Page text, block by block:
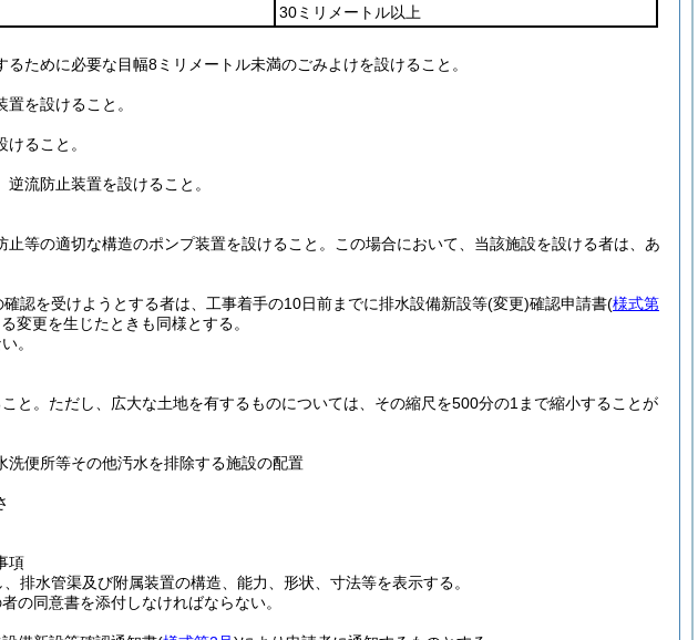
30ミリメートル以上
ために必要な目幅8ミリメートル未満のごみよけを設けること。
を設けること。
ること。
流防止装置を設けること。
等の適切な構造のポンプ装置を設けること。この場合において、当該施設を設ける者は、あ
認を受けようとする者は、工事着手の10日前までに排水設備新設等(変更)確認申請書(様式第
変更を生じたときも同様とする。
。
と。 ただし、広大な土地を有するものについては、その縮尺を500分の1まで縮小することが
便所等その他汚水を排除する施設の配置
項
水管渠及び附属装置の構造、能力、形状、寸法等を表示する。
の同意書を添付しなければならない。